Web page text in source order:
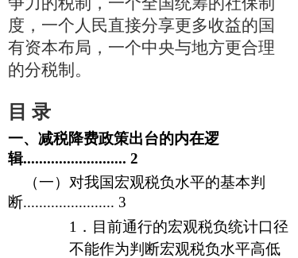
度，一个人民直接分享更多收益的国
有资本布局，一个中央与地方更合理
的分税制。
目 录
一、减税降费政策出台的内在逻
辑.......................... 2
（一）对我国宏观税负水平的基本判
断....................... 3
1 ． 目前通行的宏观税负统计口径
不能作为判断宏观税负水平高低